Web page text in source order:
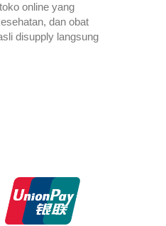
online yang
dan obat
disupply langsung